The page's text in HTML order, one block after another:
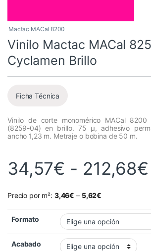
Mactac MACal 8200
Vinilo Mactac MACal
Cyclamen Brillo
Ficha Técnica
Vinilo de corte monomérico MACal 8200
(8259-04) en brillo. 75 µ, adhesivo
ancho 1,23 m. Metraje o bobina de 50 m.
34,57€ - 212,68€
Precio por m²: 3,46€ – 5,62€
Formato
Acabado